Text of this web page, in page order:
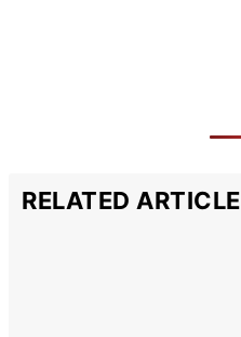
RELATED ARTICLE